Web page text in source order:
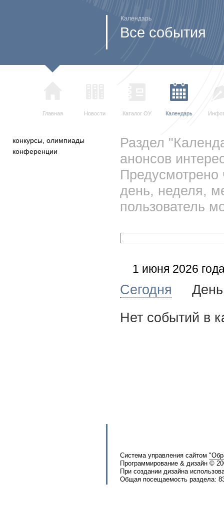
Главная Новости Каталог ОУ Календарь
Все события
Календарь
конкурсы, олимпиады
конференции
Раздел
анонсов
день, неделя,
пользователь
1 июня 2026
Сегодня
Нет событий в
Система управления сайтом
Программирование & дизайн ©
При создании дизайна
Общая посещаемость раздела: